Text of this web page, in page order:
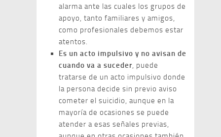
alarma ante las cuales los grupos de
apoyo, tanto familiares y amigos,
como profesionales debemos estar
atentos.
Es un acto impulsivo y no avisan de
cuando va a suceder, puede
tratarse de un acto impulsivo donde
la persona decide sin previo aviso
cometer el suicidio, aunque en la
mayoría de ocasiones se puede
atender a esas señales previas,